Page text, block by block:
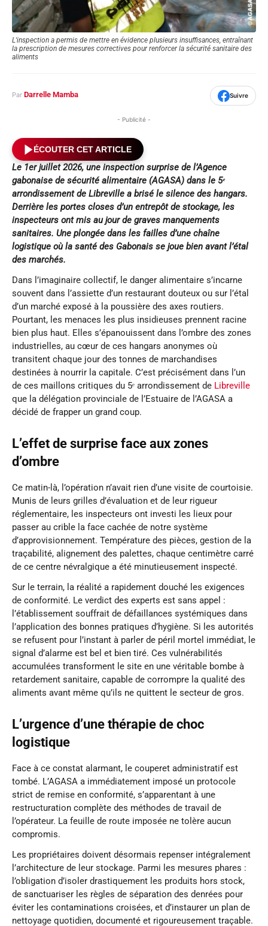
L'inspection a permis de mettre en évidence plusieurs insuffisances, entraînant
la prescription de mesures correctives pour renforcer la sécurité sanitaire des
aliments
Par Darrelle Mamba Suivre
- Publicité -
ÉCOUTER CET ARTICLE
Le 1er juillet 2026, une inspection surprise de l’Agence
gabonaise de sécurité alimentaire (AGASA) dans le 5ᵉ
arrondissement de Libreville a brisé le silence des hangars.
Derrière les portes closes d’un entrepôt de stockage, les
inspecteurs ont mis au jour de graves manquements
sanitaires. Une plongée dans les failles d’une chaîne
logistique où la santé des Gabonais se joue bien avant l’étal
des marchés.
Dans l’imaginaire collectif, le danger alimentaire s’incarne
souvent dans l’assiette d’un restaurant douteux ou sur l’étal
d’un marché exposé à la poussière des axes routiers.
Pourtant, les menaces les plus insidieuses prennent racine
bien plus haut. Elles s’épanouissent dans l’ombre des zones
industrielles, au cœur de ces hangars anonymes où
transitent chaque jour des tonnes de marchandises
destinées à nourrir la capitale. C’est précisément dans l’un
de ces maillons critiques du 5ᵉ arrondissement de Libreville
que la délégation provinciale de l’Estuaire de l’AGASA a
décidé de frapper un grand coup.
L’effet de surprise face aux zones
d’ombre
Ce matin-là, l’opération n’avait rien d’une visite de courtoisie.
Munis de leurs grilles d’évaluation et de leur rigueur
réglementaire, les inspecteurs ont investi les lieux pour
passer au crible la face cachée de notre système
d’approvisionnement. Température des pièces, gestion de la
traçabilité, alignement des palettes, chaque centimètre carré
de ce centre névralgique a été minutieusement inspecté.
Sur le terrain, la réalité a rapidement douché les exigences
de conformité. Le verdict des experts est sans appel :
l’établissement souffrait de défaillances systémiques dans
l’application des bonnes pratiques d’hygiène. Si les autorités
se refusent pour l’instant à parler de péril mortel immédiat, le
signal d’alarme est bel et bien tiré. Ces vulnérabilités
accumulées transforment le site en une véritable bombe à
retardement sanitaire, capable de corrompre la qualité des
aliments avant même qu’ils ne quittent le secteur de gros.
L’urgence d’une thérapie de choc
logistique
Face à ce constat alarmant, le couperet administratif est
tombé. L’AGASA a immédiatement imposé un protocole
strict de remise en conformité, s’apparentant à une
restructuration complète des méthodes de travail de
l’opérateur. La feuille de route imposée ne tolère aucun
compromis.
Les propriétaires doivent désormais repenser intégralement
l’architecture de leur stockage. Parmi les mesures phares :
l’obligation d’isoler drastiquement les produits hors stock,
de sanctuariser les règles de séparation des denrées pour
éviter les contaminations croisées, et d’instaurer un plan de
nettoyage quotidien, documenté et rigoureusement traçable.